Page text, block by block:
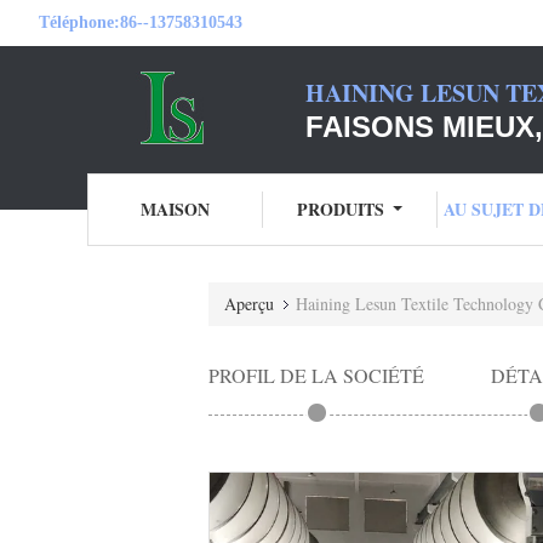
Téléphone:86--13758310543
HAINING LESUN
FAISONS
MAISON PRODUITS AU SUJET
Aperçu Haining Lesun Textile Technology
PROFIL DE LA SOCIÉTÉ